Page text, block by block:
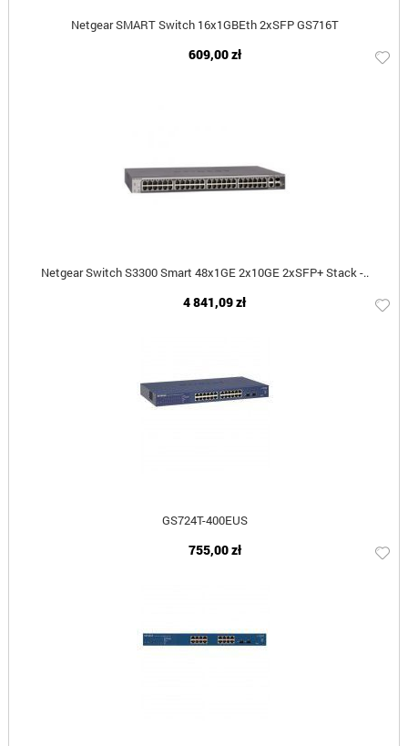
Netgear SMART Switch 16x1GBEth 2xSFP GS716T
609,00 zł
Netgear Switch S3300 Smart 48x1GE 2x10GE 2xSFP+ Stack -..
4 841,09 zł
GS724T-400EUS
755,00 zł